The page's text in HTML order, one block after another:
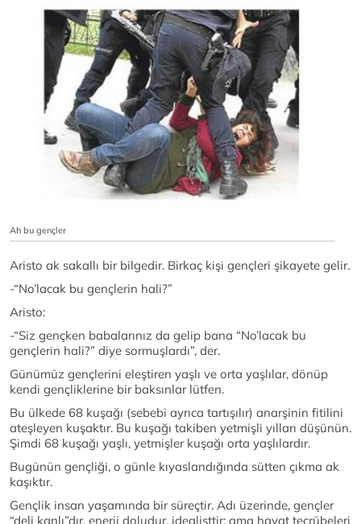
Ah bu gençler
Aristo ak sakallı bir bilgedir. Birkaç kişi gençleri şikayete gelir.
-“No’lacak bu gençlerin hali?”
Aristo:
-“Siz gençken babalarınız da gelip bana “No’lacak bu
gençlerin hali?” diye sormuşlardı”, der.
Günümüz gençlerini eleştiren yaşlı ve orta yaşlılar, dönüp
kendi gençliklerine bir baksınlar lütfen.
Bu ülkede 68 kuşağı (sebebi ayrıca tartışılır) anarşinin fitilini
ateşleyen kuşaktır. Bu kuşağı takiben yetmişli yılları düşünün.
Şimdi 68 kuşağı yaşlı, yetmişler kuşağı orta yaşlılardır.
Bugünün gençliği, o günle kıyaslandığında sütten çıkma ak
kaşıktır.
Gençlik insan yaşamında bir süreçtir. Adı üzerinde, gençler
“deli kanlı”dır, enerji doludur, idealisttir; ama hayat tecrübeleri